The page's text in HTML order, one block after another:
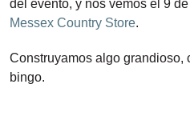
Messex Country Store.
Construyamos algo grandioso,
bingo.